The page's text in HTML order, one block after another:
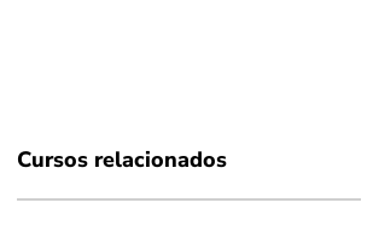
Cursos relacionados